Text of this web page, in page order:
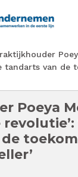
tandarts van de
Poeya